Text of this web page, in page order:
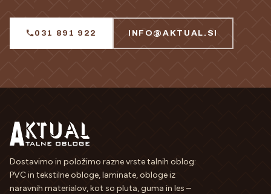
031 891 922 INFO@AKTUAL.SI
Dostavimo in položimo razne vrste talnih oblog:
PVC in tekstilne obloge, laminate, obloge iz
naravnih materialov, kot so pluta, guma in les –